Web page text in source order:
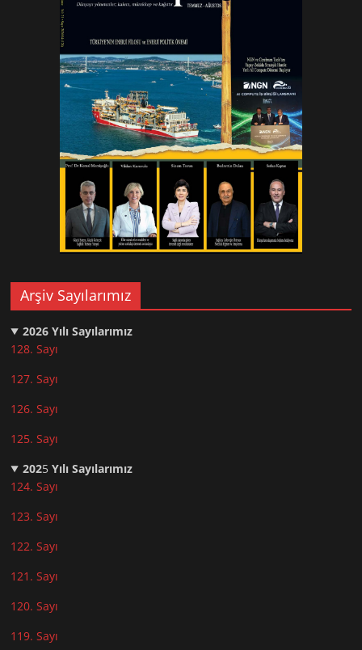
Arşiv Sayılarımız
2026 Yılı Sayılarımız
128. Sayı
127. Sayı
126. Sayı
125. Sayı
2025Yılı Sayılarımız
124. Sayı
123. Sayı
122. Sayı
121. Sayı
120. Sayı
119. Sayı